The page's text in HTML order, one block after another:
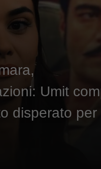
Umit
disperato per